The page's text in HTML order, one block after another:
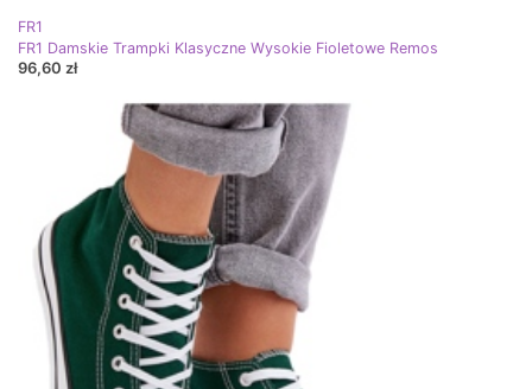
FR1
FR1 Damskie Trampki Klasyczne Wysokie Fioletowe Remos
96,60 zł